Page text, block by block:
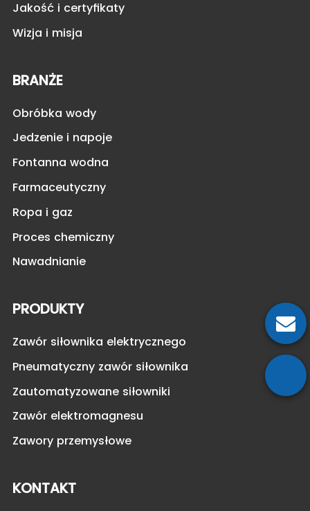
Jakość i certyfikaty
Wizja i misja
BRANŻE
Obróbka wody
Jedzenie i napoje
Fontanna wodna
Farmaceutyczny
Ropa i gaz
Proces chemiczny
Nawadnianie
PRODUKTY
Zawór siłownika elektrycznego
Pneumatyczny zawór siłownika
Zautomatyzowane siłowniki
Zawór elektromagnesu
Zawory przemysłowe
KONTAKT